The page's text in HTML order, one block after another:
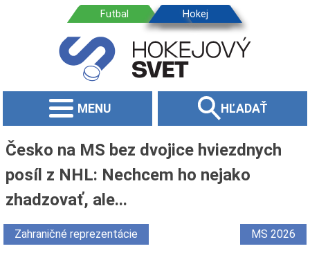
MENU HĽADAŤ
Česko na MS bez dvojice hviezdnych
posíl z NHL: Nechcem ho nejako
zhadzovať, ale...
Zahraničné reprezentácie MS 2026